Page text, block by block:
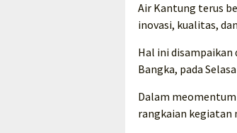
Air Kantung terus
inovasi, kualitas,
Hal ini disampaikan
Bangka, pada
Dalam meomentum
rangkaian kegiatan